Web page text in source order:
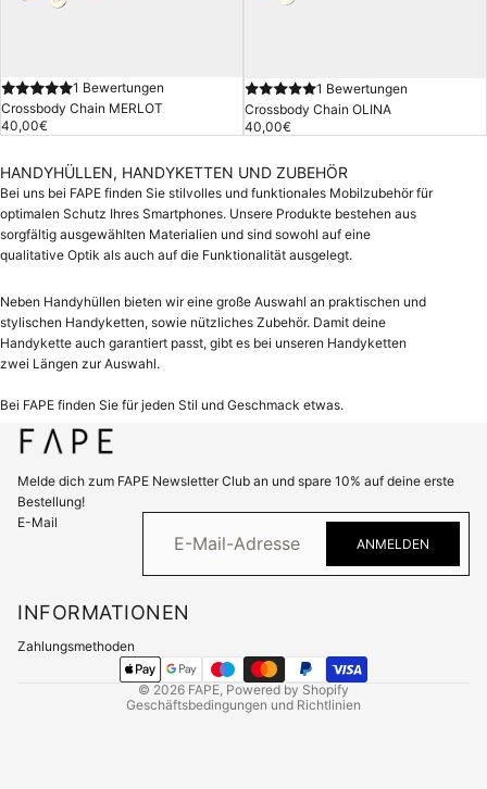
1 Bewertungen
Crossbody Chain MERLOT
40,00€
1 Bewertungen
Crossbody Chain OLINA
40,00€
HANDYHÜLLEN, HANDYKETTEN UND ZUBEHÖR
Bei uns bei FAPE finden Sie stilvolles und funktionales Mobilzubehör für
optimalen Schutz Ihres Smartphones. Unsere Produkte bestehen aus
sorgfältig ausgewählten Materialien und sind sowohl auf eine
qualitative Optik als auch auf die Funktionalität ausgelegt.
Neben Handyhüllen bieten wir eine große Auswahl an praktischen und
stylischen Handyketten, sowie nützliches Zubehör. Damit deine
Handykette auch garantiert passt, gibt es bei unseren Handyketten
zwei Längen zur Auswahl.
Bei FAPE finden Sie für jeden Stil und Geschmack etwas.
Melde dich zum FAPE Newsletter Club an und spare 10% auf deine erste
Bestellung!
E-Mail
ANMELDEN
INFORMATIONEN
Zahlungsmethoden
© 2026 FAPE , Powered by Shopify
Geschäftsbedingungen und Richtlinien
Datenschutzerklärung
AGB